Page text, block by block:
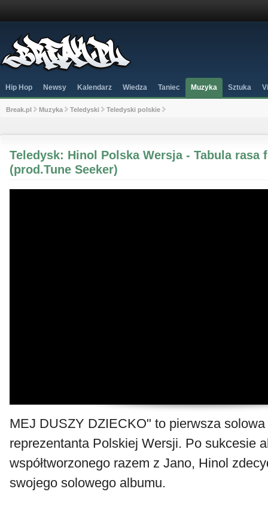
Hip Hop Newsy Kalendarz Wiedza Taniec Muzyka Sztuka
Break.pl Muzyka Teledyski Teledyski polskie
Teledysk: Hinol Polska Wersja - Tabula rasa
(prod.Tune Seeker)
MEJ DUSZY DZIECKO" to pierwsza solowa
reprezentanta Polskiej Wersji. Po sukcesie
współtworzonego razem z Jano, Hinol
swojego solowego albumu.